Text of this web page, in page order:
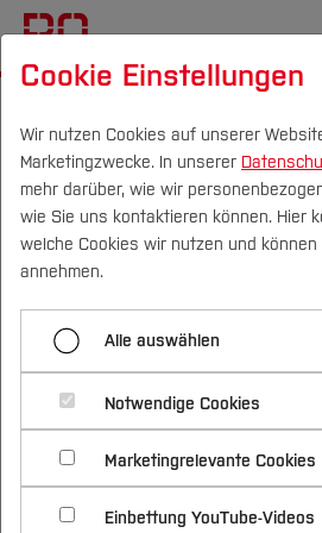
Campus Personen
Studium
Studienangebote
Bachelorstudiengänge
Masterstudiengänge
Vor dem Studium
Bewerben & Einschreiben
Bewerbungsportal
Im Studium
Studienbüros und
Nach dem Studium
Forschung &
Profil
Forschungs- und
Schwerpunkte (FuT)
Beratung & Förderung
Nachhaltigkeit
Nachhaltigkeit studieren
International
Hochschulkommunikation
Menü
2025
2024
2023
2022
werden neu
04.11.2020
Kooperation von FOM
Cookie Einstellungen
Wir nutzen Cookies auf unserer
Marketingzwecke. In unserer
mehr darüber, wie wir
wie Sie uns kontaktieren können. Hier
welche Cookies wir nutzen und
annehmen.
Alle auswählen
Notwendige Cookies
Marketingrelevante Cookies
Einbettung YouTube-Videos